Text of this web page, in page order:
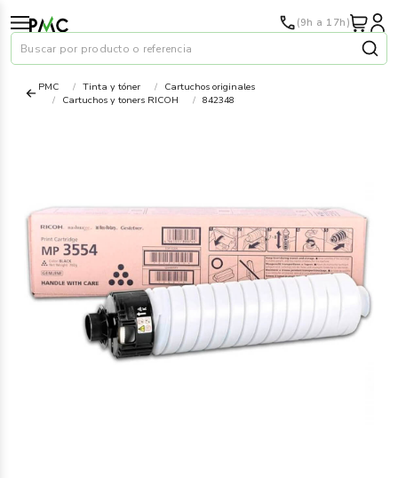
Material oficina ›
Audiovisuales ›
Tinta y tóner
(9h a 17h)
Buscar por producto o referencia
PMC Tinta y tóner
Cartuchos originales
Cartuchos y toners RICOH
842348